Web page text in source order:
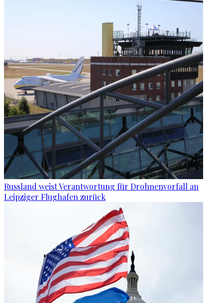
Russland weist Verantwortung für Drohnenvorfall an
Leipziger Flughafen zurück